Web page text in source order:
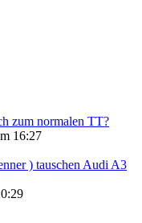
zum normalen TT?
16:27
) tauschen Audi A3